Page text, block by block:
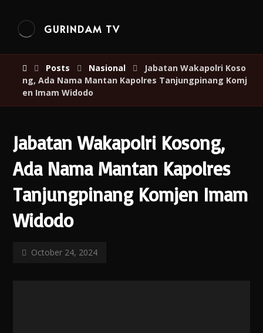
GURINDAM TV
Posts Nasional
Jabatan Wakapolri Koso
ng, Ada Nama Mantan Kapolres Tanjungpinang Komj
en Imam Widodo
Jabatan Wakapolri Kosong,
Ada Nama Mantan Kapolres
Tanjungpinang Komjen Imam
Widodo
October 24, 2024